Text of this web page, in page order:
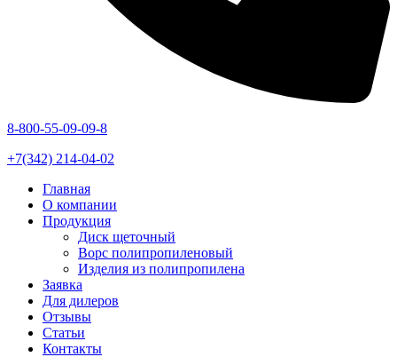
8-800-55-09-09-8
+7(342) 214-04-02
Главная
О компании
Продукция
Диск щеточный
Ворс полипропиленовый
Изделия из полипропилена
Заявка
Для дилеров
Отзывы
Статьи
Контакты